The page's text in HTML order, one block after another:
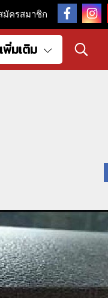
ครสมาชิก
เพิ่มเติม